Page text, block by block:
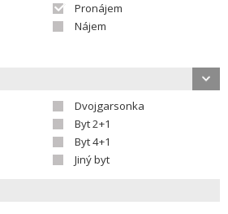
Pronájem
Nájem
Dvojgarsonka
Byt 2+1
Byt 4+1
Jiný byt